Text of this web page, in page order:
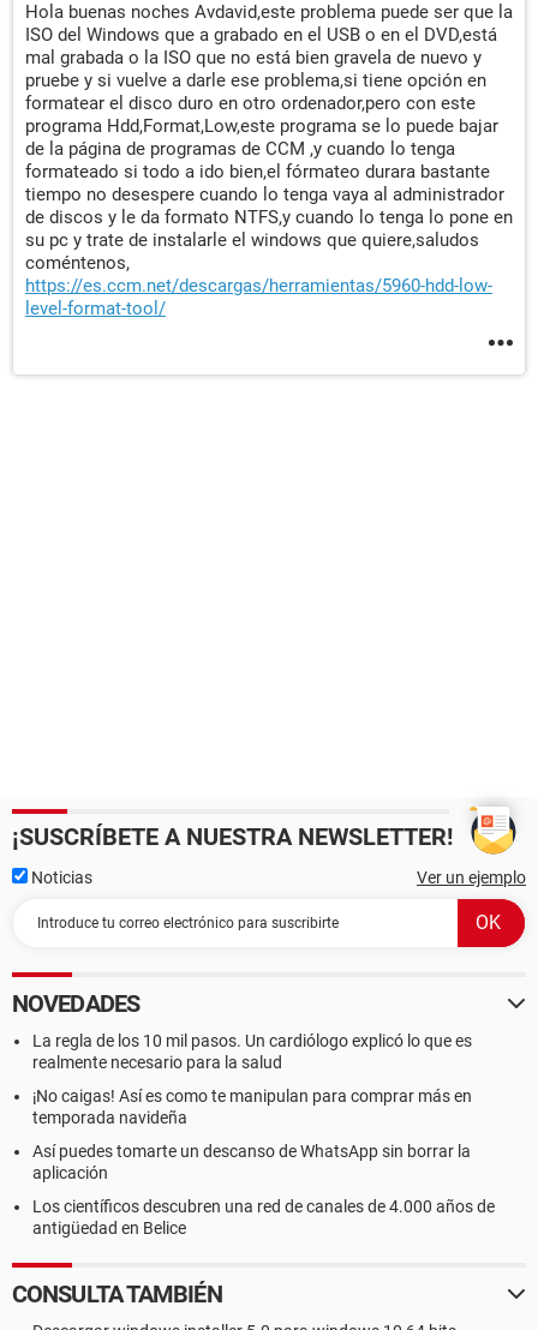
Hola buenas noches Avdavid,este problema puede ser que la
ISO del Windows que a grabado en el USB o en el DVD,está
mal grabada o la ISO que no está bien gravela de nuevo y
pruebe y si vuelve a darle ese problema,si tiene opción en
formatear el disco duro en otro ordenador,pero con este
programa Hdd,Format,Low,este programa se lo puede bajar
de la página de programas de CCM ,y cuando lo tenga
formateado si todo a ido bien,el fórmateo durara bastante
tiempo no desespere cuando lo tenga vaya al administrador
de discos y le da formato NTFS,y cuando lo tenga lo pone en
su pc y trate de instalarle el windows que quiere,saludos
coméntenos,
https://es.ccm.net/descargas/herramientas/5960-hdd-low-
level-format-tool/
¡SUSCRÍBETE A NUESTRA NEWSLETTER!
Noticias Ver un ejemplo
NOVEDADES
La regla de los 10 mil pasos. Un cardiólogo explicó lo que es
realmente necesario para la salud
¡No caigas! Así es como te manipulan para comprar más en
temporada navideña
Así puedes tomarte un descanso de WhatsApp sin borrar la
aplicación
Los científicos descubren una red de canales de 4.000 años de
antigüedad en Belice
CONSULTA TAMBIÉN